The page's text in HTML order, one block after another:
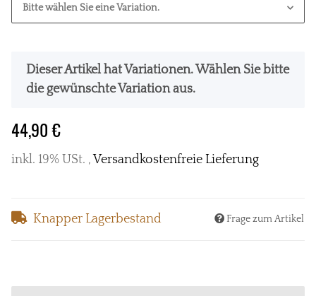
Bitte wählen Sie eine Variation.
x
Dieser Artikel hat Variationen. Wählen Sie bitte
die gewünschte Variation aus.
44,90 €
inkl. 19% USt. ,Versandkostenfreie Lieferung
Knapper Lagerbestand Frage zum Artikel